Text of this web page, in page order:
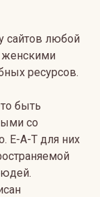
сайтов любой
женскими
ресурсов.
быть
со
E-A-T для них